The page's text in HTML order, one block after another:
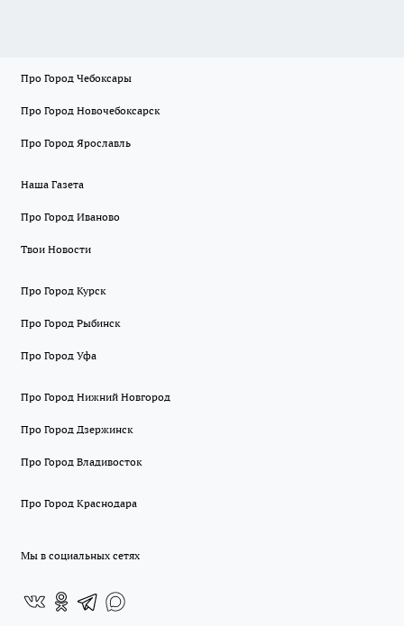
Про Город Чебоксары
Про Город Новочебоксарск
Про Город Ярославль
Наша Газета
Про Город Иваново
Твои Новости
Про Город Курск
Про Город Рыбинск
Про Город Уфа
Про Город Нижний Новгород
Про Город Дзержинск
Про Город Владивосток
Про Город Краснодара
Мы в социальных сетях